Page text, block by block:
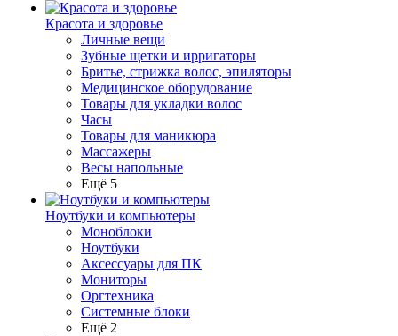
Красота и здоровье
Личные вещи
Зубные щетки и ирригаторы
Бритье, стрижка волос, эпиляторы
Медицинское оборудование
Товары для укладки волос
Часы
Товары для маникюра
Массажеры
Весы напольные
Ещё 5
Ноутбуки и компьютеры
Моноблоки
Ноутбуки
Аксессуары для ПК
Мониторы
Оргтехника
Системные блоки
Ещё 2